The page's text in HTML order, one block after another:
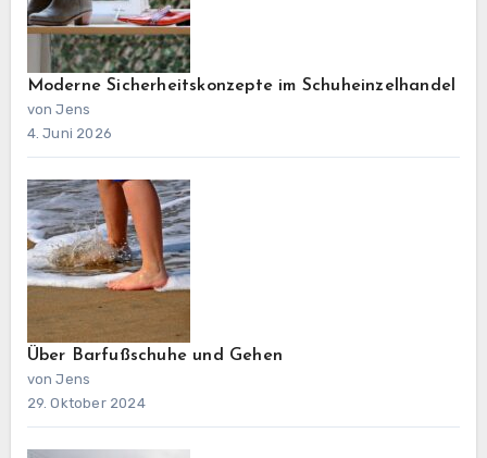
Moderne Sicherheitskonzepte im Schuheinzelhandel
von Jens
4. Juni 2026
Über Barfußschuhe und Gehen
von Jens
29. Oktober 2024